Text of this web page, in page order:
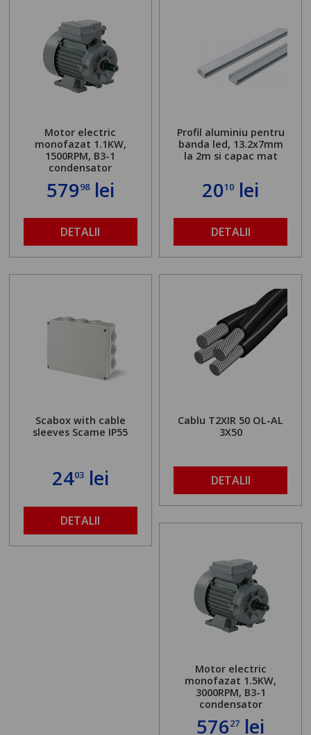
Motor electric
monofazat 1.1KW,
1500RPM, B3-1
condensator
57998lei
DETALII
Profil aluminiu pentru
banda led, 13.2x7mm
la 2m si capac mat
2010 lei
DETALII
Scabox with cable
sleeves Scame IP55
2403lei
DETALII
Cablu T2XIR 50 OL-AL
3X50
DETALII
Motor electric
monofazat 1.5KW,
3000RPM, B3-1
condensator
57627 lei